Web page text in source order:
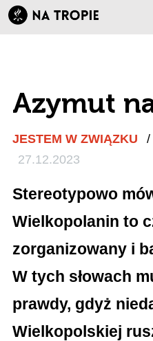
Azymut
JESTEM W ZWIĄZKU /
27.12.2023
Stereotypowo
Wielkopolanin to
zorganizowany i
W tych słowach
prawdy, gdyż
Wielkopolskiej